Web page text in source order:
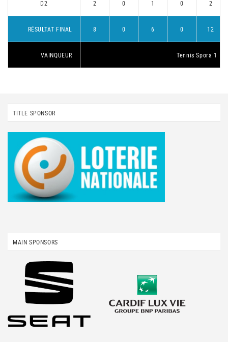
D2 2 0 1 0 2
RÉSULTAT FINAL 8 0 6 0 12
VAINQUEUR Tennis Spora 1
TITLE SPONSOR
MAIN SPONSORS